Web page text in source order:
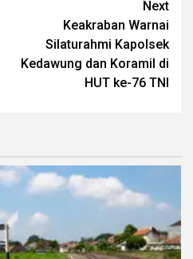
Next
Keakraban Warnai
Silaturahmi Kapolsek
Kedawung dan Koramil di
HUT ke-76 TNI